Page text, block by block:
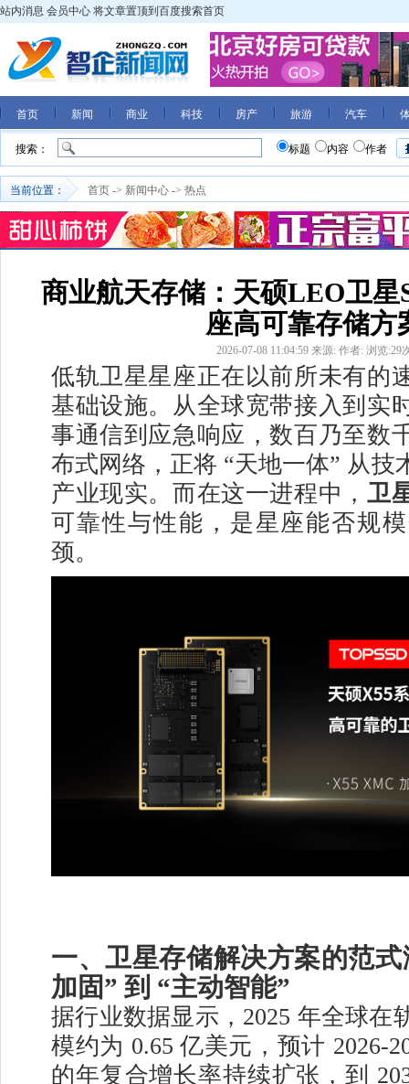
站内消息 会员中心 将文章置顶到百度搜索首页
首页 新闻 商业 科技 房产 旅游 汽车
搜索： 标题 内容 作者
当前位置： 首页 -> 新闻中心 -> 热点
商业航天存储：天硕LEO卫星
座高可靠存储方
2026-07-08 11:04:59 来源: 作者: 浏览:29
低轨卫星星座正在以前所未有的
基础设施。从全球宽带接入到实
事通信到应急响应，数百乃至数
布式网络，正将 “天地一体” 从技
产业现实。而在这一进程中， 卫
可靠性与性能，是星座能否规
颈。
一、卫星存储解决方案的范
加固” 到 “主动智能”
据行业数据显示，2025 年全球在
模约为 0.65 亿美元，预计 2026-
的年复合增长率持续扩张，到